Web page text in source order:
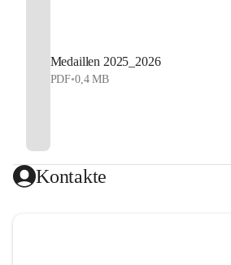
Medaillen 2025_2026
PDF•0,4 MB
Kontakte